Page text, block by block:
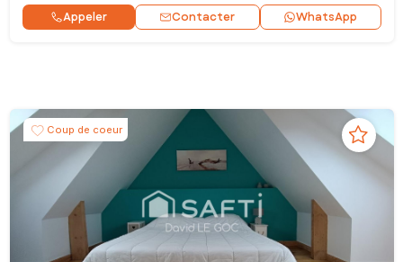
Appeler Contacter WhatsApp
Coup de coeur